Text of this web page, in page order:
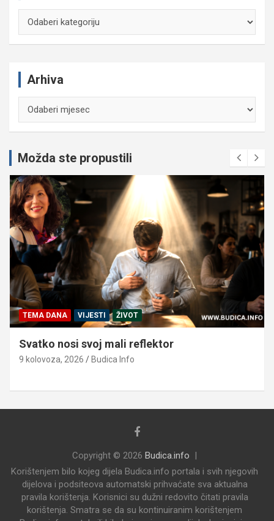
Arhiva
Možda ste propustili
TEMA DANA VIJESTI ŽIVOT
Svatko nosi svoj mali reflektor
9 kolovoza, 2026 Budica Info
Copyright © 2026 Budica.info
Korištenjem bilo kojeg dijela Budica.info portala i svih njegovih
dijelova i podsiteova automatski prihvaćate sva aktualna
pravila korištenja. Korisnici su dužni redovito čitati pravila
korištenja. Smatra se da su kontinuiranim korištenjem